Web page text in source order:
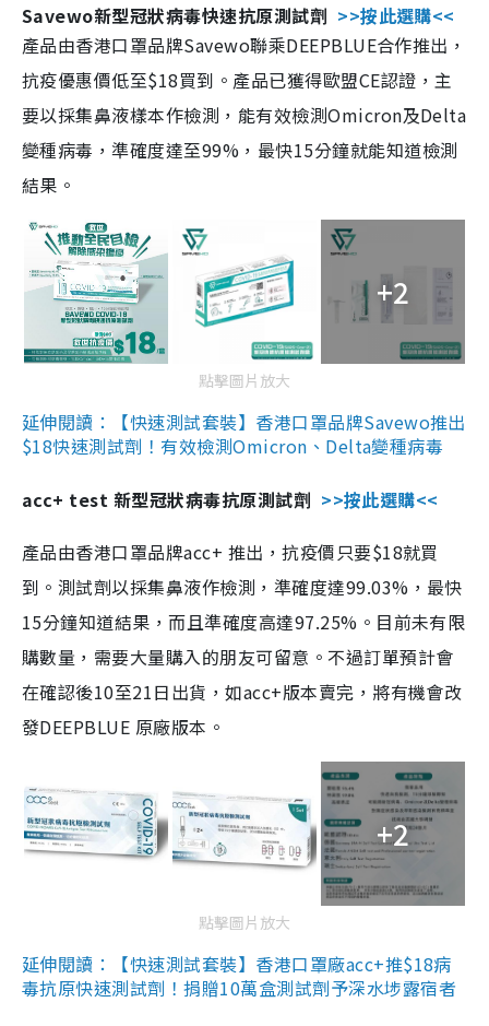
Savewo新型冠狀病毒快速抗原測試劑 >>按此選購<<
產品由香港口罩品牌Savewo聯乘DEEPBLUE合作推出，
抗疫優惠價低至$18買到。產品已獲得歐盟CE認證，主
要以採集鼻液樣本作檢測，能有效檢測Omicron及Delta
變種病毒，準確度達至99%，最快15分鐘就能知道檢測
結果。
+2
點擊圖片放大
延伸閱讀：【快速測試套裝】香港口罩品牌Savewo推出
$18快速測試劑！有效檢測Omicron、Delta變種病毒
acc+ test 新型冠狀病毒抗原測試劑 >>按此選購<<
產品由香港口罩品牌acc+ 推出，抗疫價只要$18就買
到。測試劑以採集鼻液作檢測，準確度達99.03%，最快
15分鐘知道結果，而且準確度高達97.25%。目前未有限
購數量，需要大量購入的朋友可留意。不過訂單預計會
在確認後10至21日出貨，如acc+版本賣完，將有機會改
發DEEPBLUE 原廠版本。
+2
點擊圖片放大
延伸閱讀：【快速測試套裝】香港口罩廠acc+推$18病
毒抗原快速測試劑！捐贈10萬盒測試劑予深水埗露宿者